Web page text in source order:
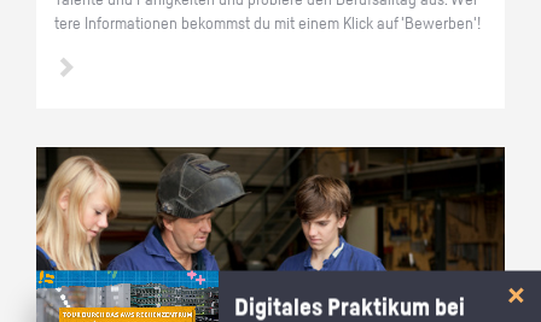
te­re In­for­ma­tio­nen be­kommst du mit einem Klick auf 'Be­wer­ben'!
Digitales Praktikum bei